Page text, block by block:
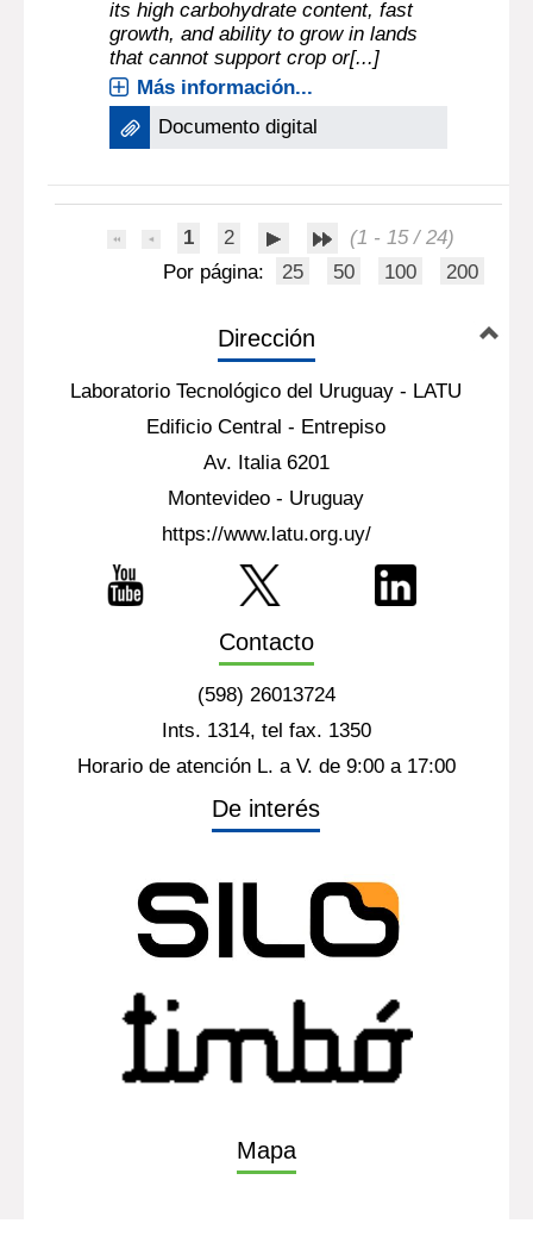
Switchgrass (Panicum virgatum) is a
perennial warm season grass highly
valued as an energy crop resource
for the production of bioethanol due to
its high carbohydrate content, fast
growth, and ability to grow in lands
that cannot support crop or[...]
Más información...
Documento digital
2
Por página: 25
Dirección
Laboratorio Tecnológico del Uruguay - LATU
Edificio Central - Entrepiso
Av. Italia 6201
Montevideo - Uruguay
https://www.latu.org.uy/
Contacto
Ints. 1314, tel fax. 1350
De interés